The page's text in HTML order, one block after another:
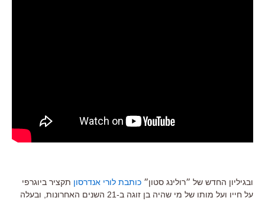
ובגיליון החדש של ״רולינג סטון״ כותבת לורי אנדרסון תקציר ביוגרפי
על חייו ועל מותו של מי שהיה בן זוגה ב-21 השנים האחרונות, ובעלה